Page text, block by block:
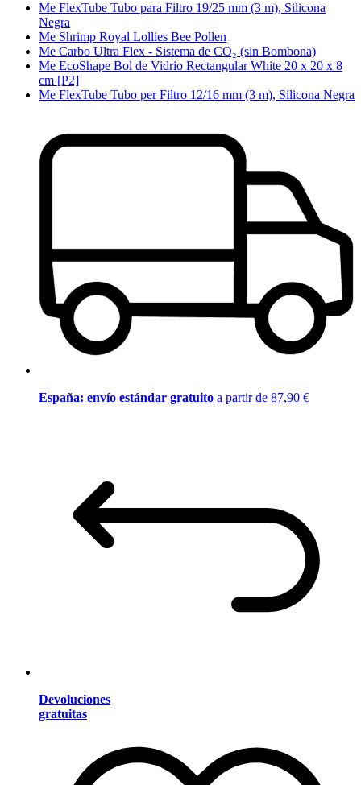
Me FlexTube Tubo para Filtro 19/25 mm (3 m), Silicona
Negra
Me Shrimp Royal Lollies Bee Pollen
Me Carbo Ultra Flex - Sistema de CO₂ (sin Bombona)
Me EcoShape Bol de Vidrio Rectangular White 20 x 20 x 8
cm [P2]
Me FlexTube Tubo per Filtro 12/16 mm (3 m), Silicona Negra
España: envío estándar gratuito a partir de 87,90 €
Devoluciones
gratuitas